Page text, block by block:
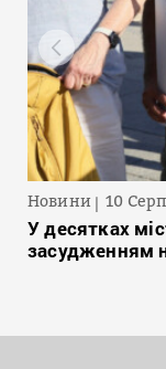
Новини 10
У десятках
засудженням